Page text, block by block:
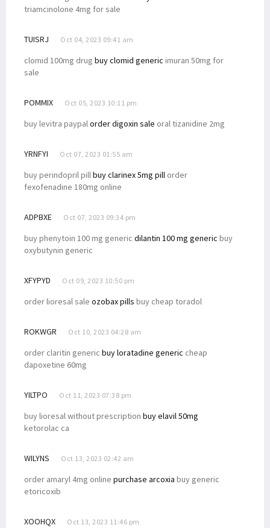
triamcinolone 4mg for sale
TUISRJ Oct 04, 2023 09:41 am
clomid 100mg drug buy clomid generic imuran 50mg for
sale
POMMIX Oct 05, 2023 10:11 pm
buy levitra paypalorder digoxin sale oral tizanidine 2mg
YRNFYI Oct 07, 2023 01:55 am
buy perindopril pillbuy clarinex 5mg pill order
fexofenadine 180mg online
ADPBXE Oct 07, 2023 09:34 pm
buy phenytoin 100 mg generic dilantin 100 mg generic buy
oxybutynin generic
XFYPYD Oct 09, 2023 10:50 pm
order lioresal sale ozobax pills buy cheap toradol
ROKWGR Oct 10, 2023 04:28 am
order claritin generic buy loratadine generic cheap
dapoxetine 60mg
YILTPO Oct 11, 2023 07:38 pm
buy lioresal without prescription buy elavil 50mg
ketorolac ca
WILYNS Oct 13, 2023 02:42 am
order amaryl 4mg online purchase arcoxia buy generic
etoricoxib
XOOHQX Oct 13, 2023 11:46 pm